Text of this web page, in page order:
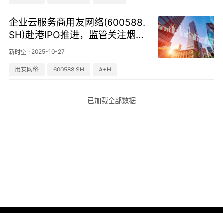
企业云服务商用友网络(600588.
SH)赴港IPO推进，监管关注烟草
子公司业务合规性
新时空 · 2025-10-27
用友网络 600588.SH A+H
已加载全部数据